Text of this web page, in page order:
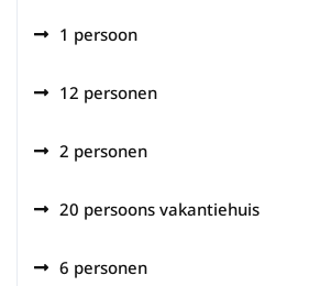
1 persoon
12 personen
2 personen
20 persoons vakantiehuis
6 personen